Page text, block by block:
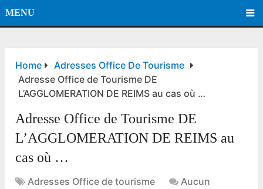
MENU
Home
Adresses Office De Tourisme
Adresse Office de Tourisme DE
L’AGGLOMERATION DE REIMS au cas où …
Adresse Office de Tourisme DE
L’AGGLOMERATION DE REIMS au
cas où …
Adresses Office de tourisme
Aucun